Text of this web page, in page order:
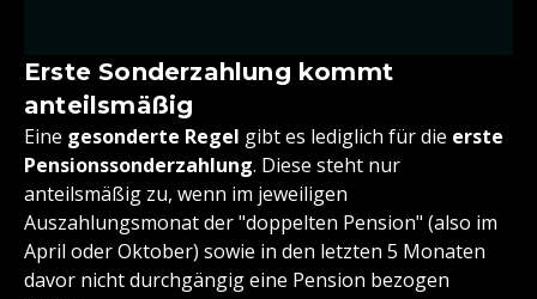
Erste Sonderzahlung kommt
anteilsmäßig
Eine gesonderte Regel gibt es lediglich für die erste
Pensionssonderzahlung. Diese steht nur
anteilsmäßig zu, wenn im jeweiligen
Auszahlungsmonat der "doppelten Pension" (also im
April oder Oktober) sowie in den letzten 5 Monaten
davor nicht durchgängig eine Pension bezogen